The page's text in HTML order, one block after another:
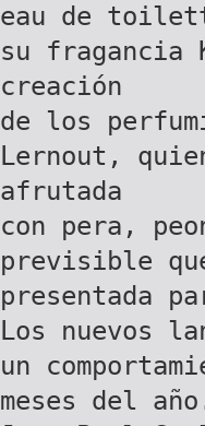
eau de
su fragancia
creación
de los
Lernout,
afrutada
con pera,
previsible
presentada
Los nuevos
un
meses del